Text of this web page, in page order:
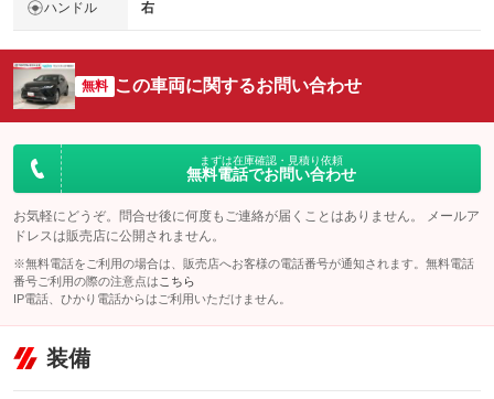
ハンドル 右
無料 この車両に関するお問い合わせ
まずは在庫確認・見積り依頼
無料電話でお問い合わせ
お気軽にどうぞ。問合せ後に何度もご連絡が届くことはありません。 メールア
ドレスは販売店に公開されません。
※無料電話をご利用の場合は、販売店へお客様の電話番号が通知されます。無料電話
番号ご利用の際の注意点は こちら
IP電話、ひかり電話からはご利用いただけません。
装備